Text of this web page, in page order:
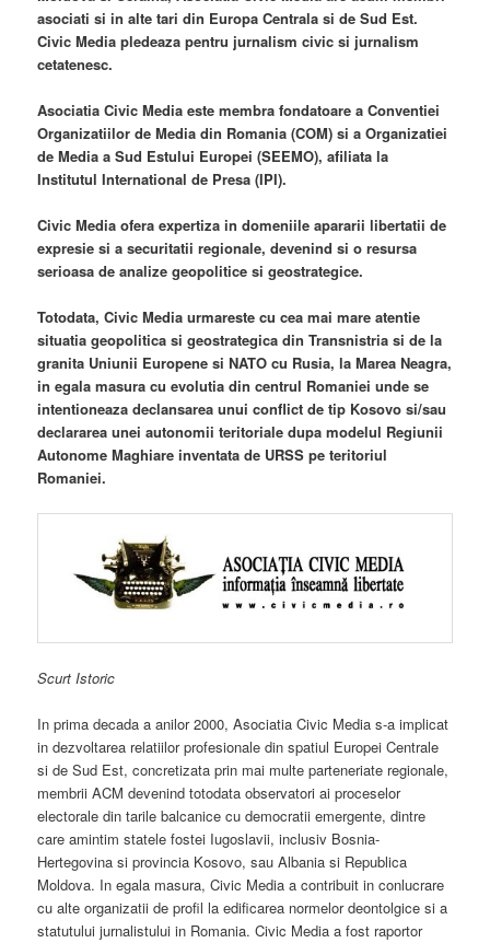
asociati si in alte tari din Europa Centrala si de Sud Est.
Civic Media pledeaza pentru jurnalism civic si jurnalism
cetatenesc.
Asociatia Civic Media este membra fondatoare a Conventiei
Organizatiilor de Media din Romania (COM) si a Organizatiei
de Media a Sud Estului Europei (SEEMO), afiliata la
Institutul International de Presa (IPI).
Civic Media ofera expertiza in domeniile apararii libertatii de
expresie si a securitatii regionale, devenind si o resursa
serioasa de analize geopolitice si geostrategice.
Totodata, Civic Media urmareste cu cea mai mare atentie
situatia geopolitica si geostrategica din Transnistria si de la
granita Uniunii Europene si NATO cu Rusia, la Marea Neagra,
in egala masura cu evolutia din centrul Romaniei unde se
intentioneaza declansarea unui conflict de tip Kosovo si/sau
declararea unei autonomii teritoriale dupa modelul Regiunii
Autonome Maghiare inventata de URSS pe teritoriul
Romaniei.
Scurt Istoric
In prima decada a anilor 2000, Asociatia Civic Media s-a implicat
in dezvoltarea relatiilor profesionale din spatiul Europei Centrale
si de Sud Est, concretizata prin mai multe parteneriate regionale,
membrii ACM devenind totodata observatori ai proceselor
electorale din tarile balcanice cu democratii emergente, dintre
care amintim statele fostei Iugoslavii, inclusiv Bosnia-
Hertegovina si provincia Kosovo, sau Albania si Republica
Moldova. In egala masura, Civic Media a contribuit in conlucrare
cu alte organizatii de profil la edificarea normelor deontolgice si a
statutului jurnalistului in Romania. Civic Media a fost raportor